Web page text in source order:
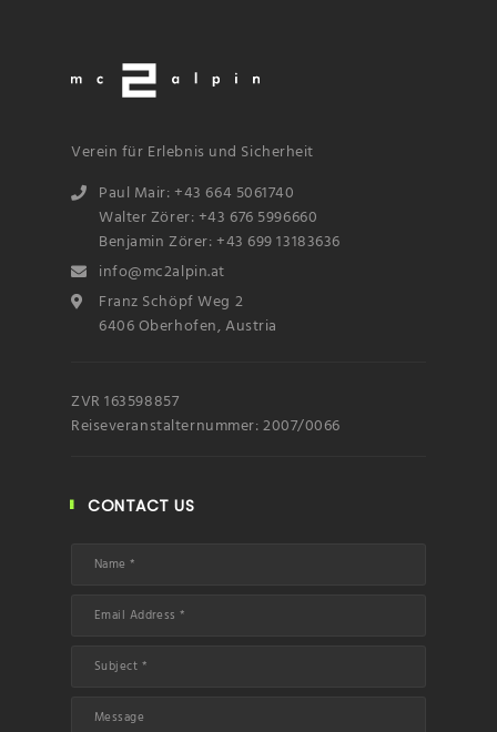
Verein für Erlebnis und Sicherheit
Paul Mair: +43 664 5061740
Walter Zörer: +43 676 5996660
Benjamin Zörer: +43 699 13183636
info@mc2alpin.at
Franz Schöpf Weg 2
6406 Oberhofen, Austria
ZVR 163598857
Reiseveranstalternummer: 2007/0066
CONTACT US